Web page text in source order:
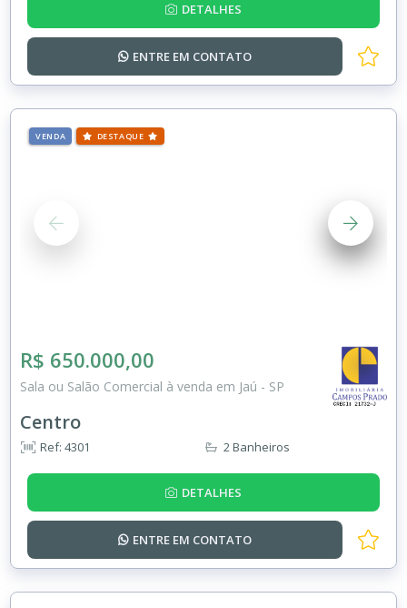
DETALHES
ENTRE EM CONTATO
VENDA DESTAQUE
R$ 650.000,00
Sala ou Salão Comercial à venda em Jaú - SP
Centro
Ref: 4301 2 Banheiros
DETALHES
ENTRE EM CONTATO